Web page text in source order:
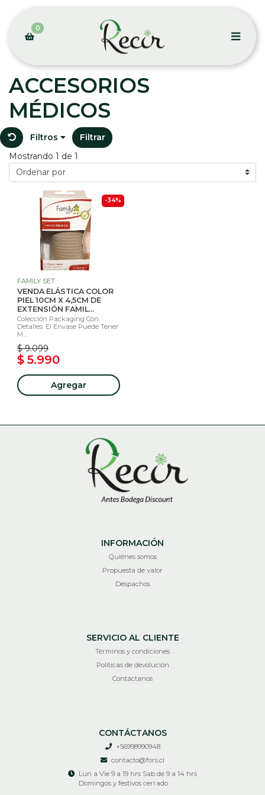
0
ACCESORIOS
MÉDICOS
Filtros
Filtrar
Mostrando 1 de 1
-34%
FAMILY SET
VENDA ELÁSTICA COLOR
PIEL 10CM X 4,5CM DE
EXTENSIÓN FAMIL...
Colección Packaging Con
Detalles: El Envase Puede Tener
M...
$ 9.099
$ 5.990
Agregar
INFORMACIÓN
Quiénes somos
Propuesta de valor
Despachos
SERVICIO AL CLIENTE
Términos y condiciones
Políticas de devolución
Contáctanos
CONTÁCTANOS
+56998990948
contacto@fors.cl
Lun a Vie 9 a 19 hrs Sab de 9 a 14 hrs
Domingos y festivos cerrado